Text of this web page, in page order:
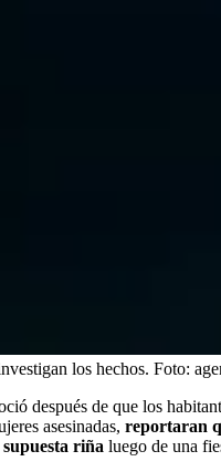
los hechos. Foto:
después de que los
asesinadas, reportaran
riña luego de una